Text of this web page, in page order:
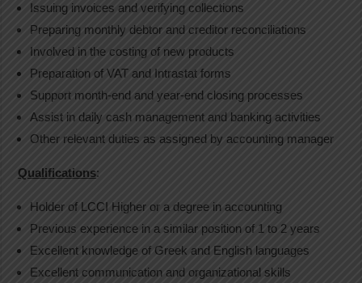
Issuing invoices and verifying collections
Preparing monthly debtor and creditor reconciliations
Involved in the costing of new products
Preparation of VAT and Intrastat forms
Support month-end and year-end closing processes
Assist in daily cash management and banking activities
Other relevant duties as assigned by accounting manager
Qualifications:
Holder of LCCI Higher or a degree in accounting
Previous experience in a similar position of 1 to 2 years
Excellent knowledge of Greek and English languages
Excellent communication and organizational skills